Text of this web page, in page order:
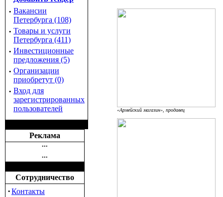
· Вакансии
Петербурга (108)
· Товары и услуги
Петербурга (411)
· Инвестиционные
предложения (5)
· Организации
приобретут (0)
· Вход для
зарегистрированных
пользователей
Реклама
•••
•••
Сотрудничество
·Контакты
«Армейский магазин», продавец